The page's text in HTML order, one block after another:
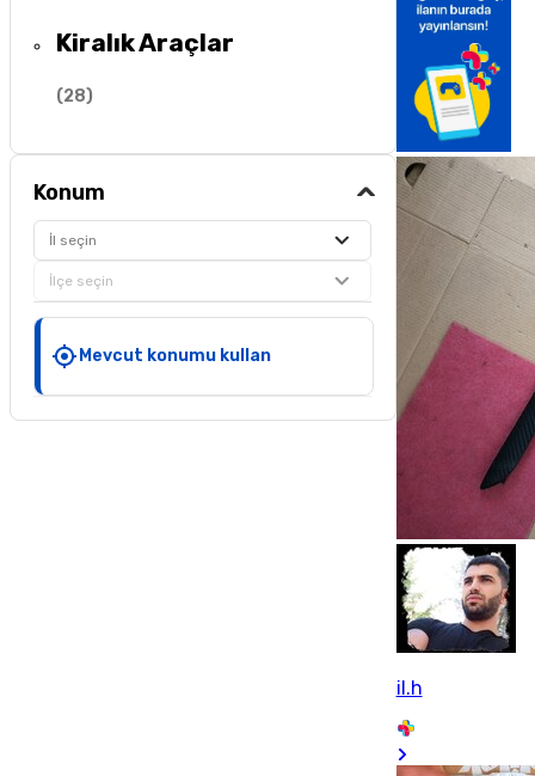
Kiralık Araçlar
(28)
Konum
İl seçin
İlçe seçin
Mevcut konumu kullan
il.h